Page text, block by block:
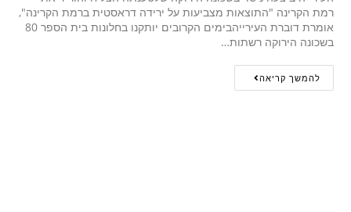
רמת הקרינה "התוצאות מצביעות על ירידה דראסטית ברמת הקרינה",
אומרת דוברת העירייהבימים הקרובים יותקנו בחלונות בית הספר 80
בשכונה הירוקה רשתות…
להמשך קריאה